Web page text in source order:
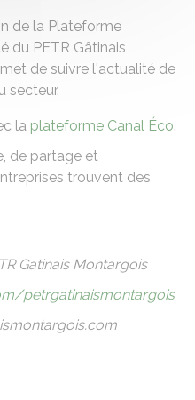
de la Plateforme
du PETR Gâtinais
de suivre l'actualité de
secteur.
la plateforme Canal Éco.
de partage et
trouvent des
Gatinais Montargois
petrgatinaismontargois